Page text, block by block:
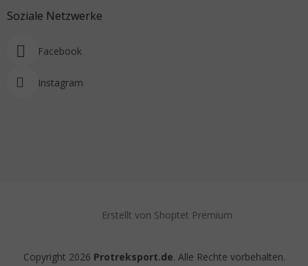
Soziale Netzwerke
Facebook
Instagram
Erstellt von Shoptet Premium
Copyright 2026 Protreksport.de. Alle Rechte vorbehalten.